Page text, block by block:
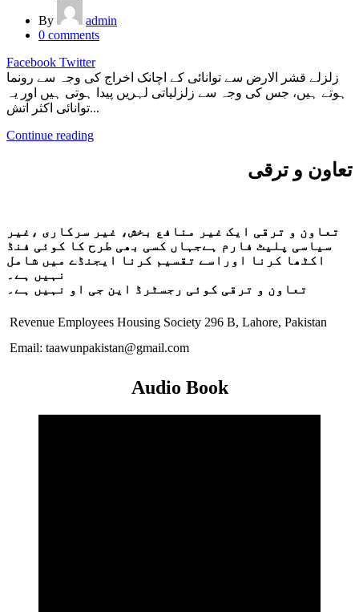
By
admin
0 comments
Facebook Twitter
زلزلے قشر الارض سے توانائی کے اچانک اخراج کى وجہ سے رونما
ہوتے ہيں، جس کى وجہ سے زلزلياتى لہريں پيدا ہوتى ہيں اور يہ
توانائى اکثر آتش...
Continue reading
تعاون و ترقی
تعاون و ترقی ایک غیر منافع بخش، غیر سرکاری ،غیر
سیاسی پلیٹ فارم ہےجہاں کسی بھی طرح کا کوئی فنڈ
اکٹھا کرنا اوراسے تقسیم کرنا ایجنڈے میں شامل
نہیں ہے۔
تعاون و ترقی کوئی رجسٹرڈ این جی او نہیں ہے۔
Revenue Employees Housing Society 296 B, Lahore, Pakistan
Email: taawunpakistan@gmail.com
Audio Book